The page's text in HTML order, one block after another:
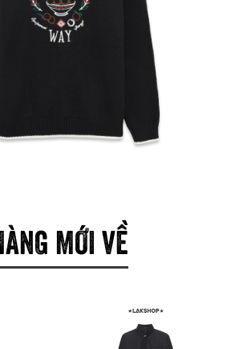
MỚI VỀ